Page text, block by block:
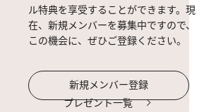
ル特典を享受することができます。現
在、新規メンバーを募集中ですので、
この機会に、ぜひご登録ください。
新規メンバー登録
プレゼント一覧